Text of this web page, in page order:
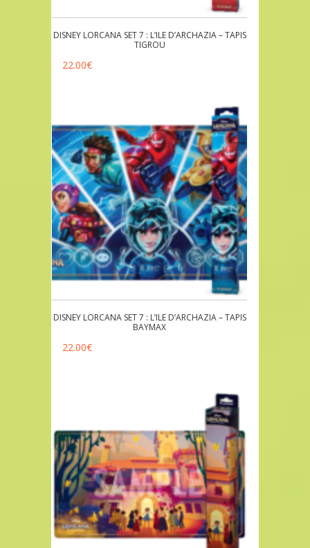
DISNEY LORCANA SET 7 : L’ILE D’ARCHAZIA – TAPIS
TIGROU
22.00€
DISNEY LORCANA SET 7 : L’ILE D’ARCHAZIA – TAPIS
BAYMAX
22.00€